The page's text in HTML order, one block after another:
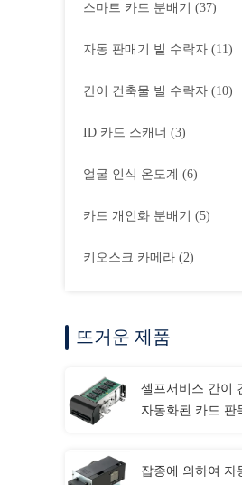
스마트 카드 분배기 (37)
자동 판매기 빌 수락자 (11)
간이 건축물 빌 수락자 (10)
ID 카드 스캐너 (3)
얼굴 인식 온도계 (6)
카드 개인화 분배기 (5)
키오스크 카메라 (2)
뜨거운 제품
셀프서비스 간이
자동화된 카드 판
잡종에 의하여 자